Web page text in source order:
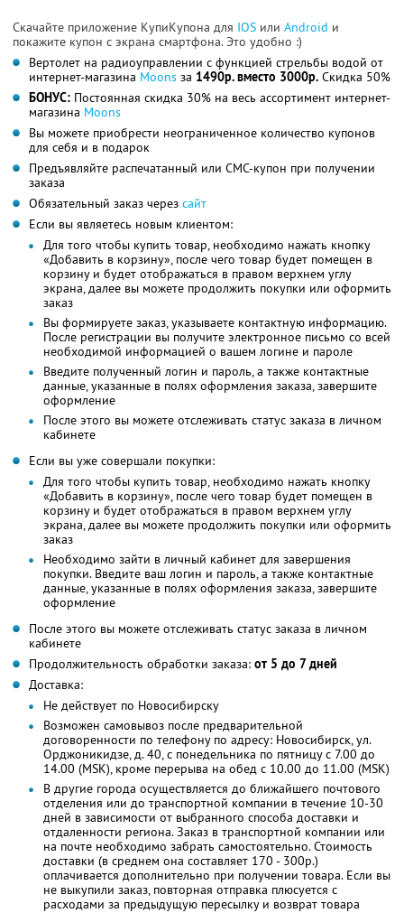
Скачайте приложение КупиКупона для IOS или Android и
покажите купон с экрана смартфона. Это удобно :)
Вертолет на радиоуправлении с функцией стрельбы водой от
интернет-магазина Мoons за 1490р. вместо 3000р. Скидка 50%
БОНУС: Постоянная скидка 30% на весь ассортимент интернет-
магазина Мoons
Вы можете приобрести неограниченное количество купонов
для себя и в подарок
Предъявляйте распечатанный или СМС-купон при получении
заказа
Обязательный заказ через сайт
Если вы являетесь новым клиентом:
Для того чтобы купить товар, необходимо нажать кнопку
«Добавить в корзину», после чего товар будет помещен в
корзину и будет отображаться в правом верхнем углу
экрана, далее вы можете продолжить покупки или оформить
заказ
Вы формируете заказ, указываете контактную информацию.
После регистрации вы получите электронное письмо со всей
необходимой информацией о вашем логине и пароле
Введите полученный логин и пароль, а также контактные
данные, указанные в полях оформления заказа, завершите
оформление
После этого вы можете отслеживать статус заказа в личном
кабинете
Если вы уже совершали покупки:
Для того чтобы купить товар, необходимо нажать кнопку
«Добавить в корзину», после чего товар будет помещен в
корзину и будет отображаться в правом верхнем углу
экрана, далее вы можете продолжить покупки или оформить
заказ
Необходимо зайти в личный кабинет для завершения
покупки. Введите ваш логин и пароль, а также контактные
данные, указанные в полях оформления заказа, завершите
оформление
После этого вы можете отслеживать статус заказа в личном
кабинете
Продолжительность обработки заказа: от 5 до 7 дней
Доставка:
Не действует по Новосибирску
Возможен самовывоз после предварительной
договоренности по телефону по адресу: Новосибирск, ул.
Орджоникидзе, д. 40, с понедельника по пятницу с 7.00 до
14.00 (MSK), кроме перерыва на обед с 10.00 до 11.00 (MSK)
В другие города осуществляется до ближайшего почтового
отделения или до транспортной компании в течение 10-30
дней в зависимости от выбранного способа доставки и
отдаленности региона. Заказ в транспортной компании или
на почте необходимо забрать самостоятельно. Стоимость
доставки (в среднем она составляет 170 - 300р.)
оплачивается дополнительно при получении товара. Если вы
не выкупили заказ, повторная отправка плюсуется с
расходами за предыдущую пересылку и возврат товара